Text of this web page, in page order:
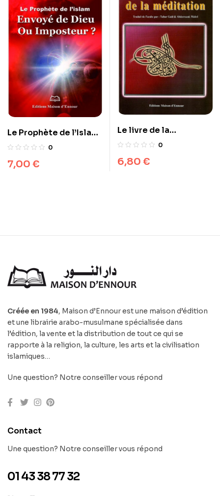
Le Prophète de l’Islam :
Envoyé de Dieu ou
0
7,00 €
Le livre de la
méditation
0
6,80 €
Créée en 1984, Maison d’Ennour est une maison d’édition
et une librairie arabo-musulmane spécialisée dans
l’édition, la vente et la distribution de tout ce qui se
rapporte à la religion, la culture, les arts et la civilisation
islamiques…
Une question? Notre conseiller vous répond
Contact
Une question? Notre conseiller vous répond
01 43 38 77 32